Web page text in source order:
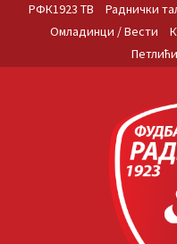
РФК1923 ТВ Раднички
Омладинци / Вести